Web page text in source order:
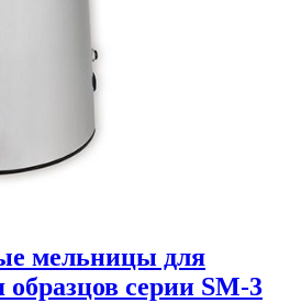
мельницы для
образцов серии SM-3